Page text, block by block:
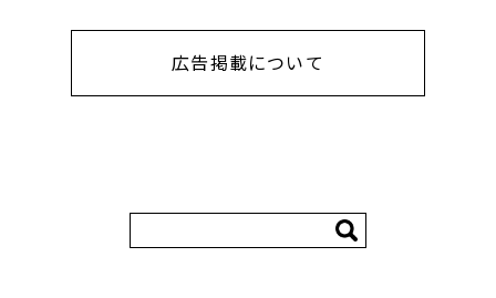
広告掲載について
索: